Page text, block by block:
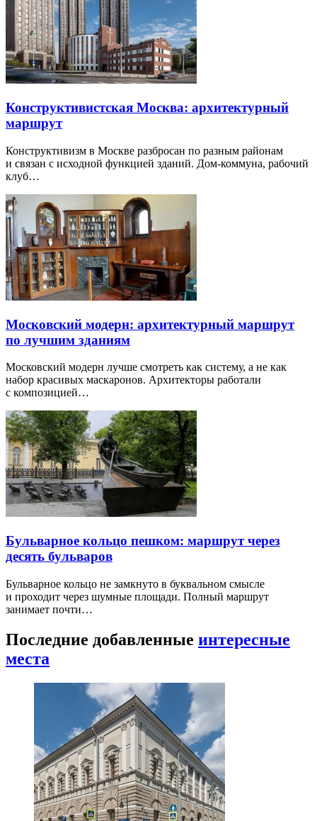
Конструктивистская Москва: архитектурный
маршрут
Конструктивизм в Москве разбросан по разным районам
и связан с исходной функцией зданий. Дом-коммуна, рабочий
клуб…
Московский модерн: архитектурный маршрут
по лучшим зданиям
Московский модерн лучше смотреть как систему, а не как
набор красивых маскаронов. Архитекторы работали
с композицией…
Бульварное кольцо пешком: маршрут через
десять бульваров
Бульварное кольцо не замкнуто в буквальном смысле
и проходит через шумные площади. Полный маршрут
занимает почти…
Последние добавленные интересные
места